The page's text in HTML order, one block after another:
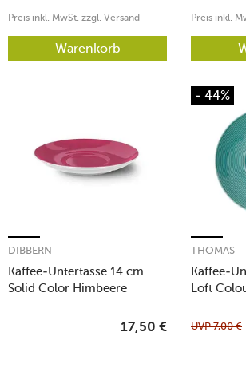
Preis inkl. MwSt. zzgl. Versand
Warenkorb
Preis inkl.
Kaffee-Untertasse 14 cm
Solid Color Himbeere
DIBBERN
17,50 €
- 44%
Kaffee-
Loft
THOMAS
UVP7,00 €